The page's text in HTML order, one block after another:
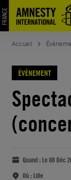
Accueil
ÉVÈNEMENT
Quand : Le 08 Déc
Où : Lille